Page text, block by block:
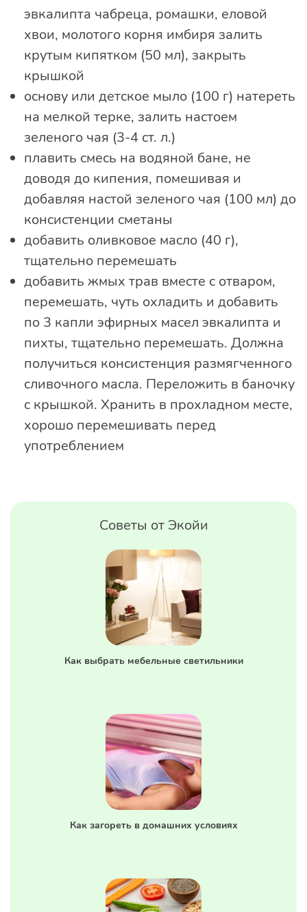
эвкалипта чабреца, ромашки, еловой
хвои, молотого корня имбиря залить
крутым кипятком (50 мл), закрыть
крышкой
основу или детское мыло (100 г) натереть
на мелкой терке, залить настоем
зеленого чая (3-4 ст. л.)
плавить смесь на водяной бане, не
доводя до кипения, помешивая и
добавляя настой зеленого чая (100 мл) до
консистенции сметаны
добавить оливковое масло (40 г),
тщательно перемешать
добавить жмых трав вместе с отваром,
перемешать, чуть охладить и добавить
по 3 капли эфирных масел эвкалипта и
пихты, тщательно перемешать. Должна
получиться консистенция размягченного
сливочного масла. Переложить в баночку
с крышкой. Хранить в прохладном месте,
хорошо перемешивать перед
употреблением
Советы от Экойи
Как выбрать мебельные светильники
Как загореть в домашних условиях